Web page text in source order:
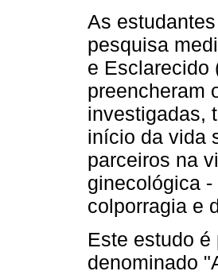
As
pesquisa
e Esclarecido
preencheram
investigadas,
início da vida
parceiros na
ginecológica
colporragia e
Este estudo
denominado